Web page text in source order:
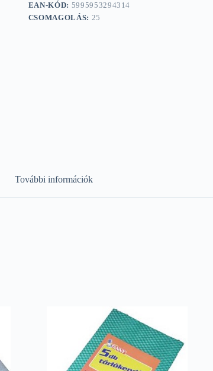
EAN-KÓD: 5995953294314
CSOMAGOLÁS: 25
További információk